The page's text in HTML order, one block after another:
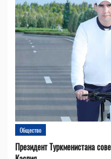
Общество
Президент Туркменистана